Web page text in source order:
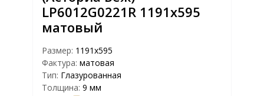
LP6012G0221R 1191х595
матовый
Размер: 1191x595
Фактура: матовая
Тип: Глазурованная
Толщина: 9 мм